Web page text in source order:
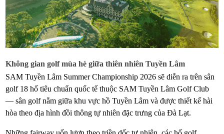
Không gian golf mùa hè giữa thiên nhiên Tuyền Lâm
SAM Tuyền Lâm Summer Championship 2026 sẽ diễn ra trên sân
golf 18 hố tiêu chuẩn quốc tế thuộc SAM Tuyền Lâm Golf Club
— sân golf nằm giữa khu vực hồ Tuyền Lâm và được thiết kế hài
hòa theo địa hình đồi thông tự nhiên đặc trưng của Đà Lạt.